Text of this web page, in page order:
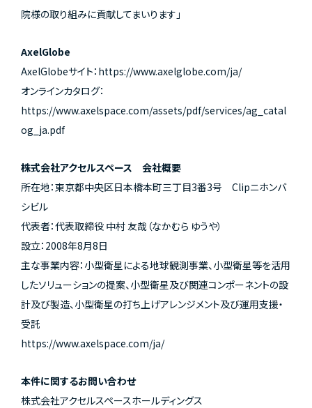
院様の取り組みに貢献してまいります」
AxelGlobe
AxelGlobeサイト： https://www.axelglobe.com/ja/
オンラインカタログ：
https://www.axelspace.com/assets/pdf/services/ag_catal
og_ja.pdf
株式会社アクセルスペース 会社概要
所在地：東京都中央区日本橋本町三丁目3番3号 Clipニホンバ
シビル
代表者：代表取締役 中村 友哉（なかむら ゆうや）
設立：2008年8月8日
主な事業内容：小型衛星による地球観測事業、小型衛星等を活用
したソリューションの提案、小型衛星及び関連コンポーネントの設
計及び製造、小型衛星の打ち上げアレンジメント及び運用支援・
受託
https://www.axelspace.com/ja/
本件に関するお問い合わせ
株式会社アクセルスペースホールディングス